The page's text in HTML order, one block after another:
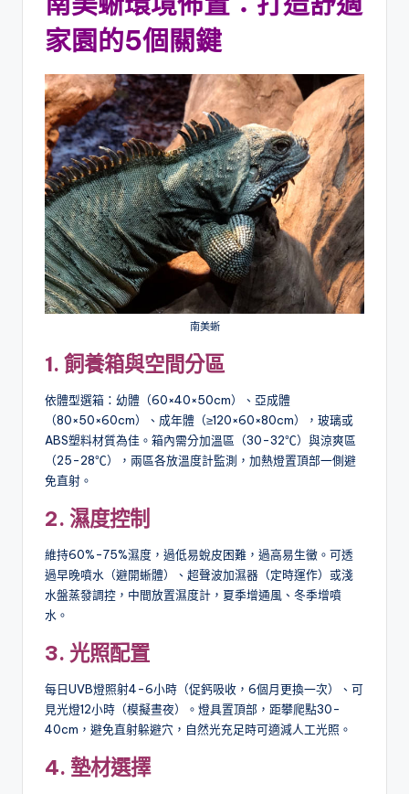
家園的5個關鍵
南美蜥
1. 飼養箱與空間分區
依體型選箱：幼體（60×40×50cm）、亞成體
（80×50×60cm）、成年體（≥120×60×80cm），玻璃或
ABS塑料材質為佳。箱內需分加溫區（30-32℃）與涼爽區
（25-28℃），兩區各放溫度計監測，加熱燈置頂部一側避
免直射。
2. 濕度控制
維持60%-75%濕度，過低易蛻皮困難，過高易生黴。可透
過早晚噴水（避開蜥體）、超聲波加濕器（定時運作）或淺
水盤蒸發調控，中間放置濕度計，夏季增通風、冬季增噴
水。
3. 光照配置
每日UVB燈照射4-6小時（促鈣吸收，6個月更換一次）、可
見光燈12小時（模擬晝夜）。燈具置頂部，距攀爬點30-
40cm，避免直射躲避穴，自然光充足時可適減人工光照。
4. 墊材選擇